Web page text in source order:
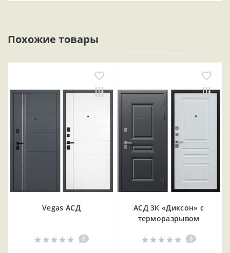
Похожие товары
Vegas АСД
0
АСД 3К «Диксон» с
терморазрывом
0